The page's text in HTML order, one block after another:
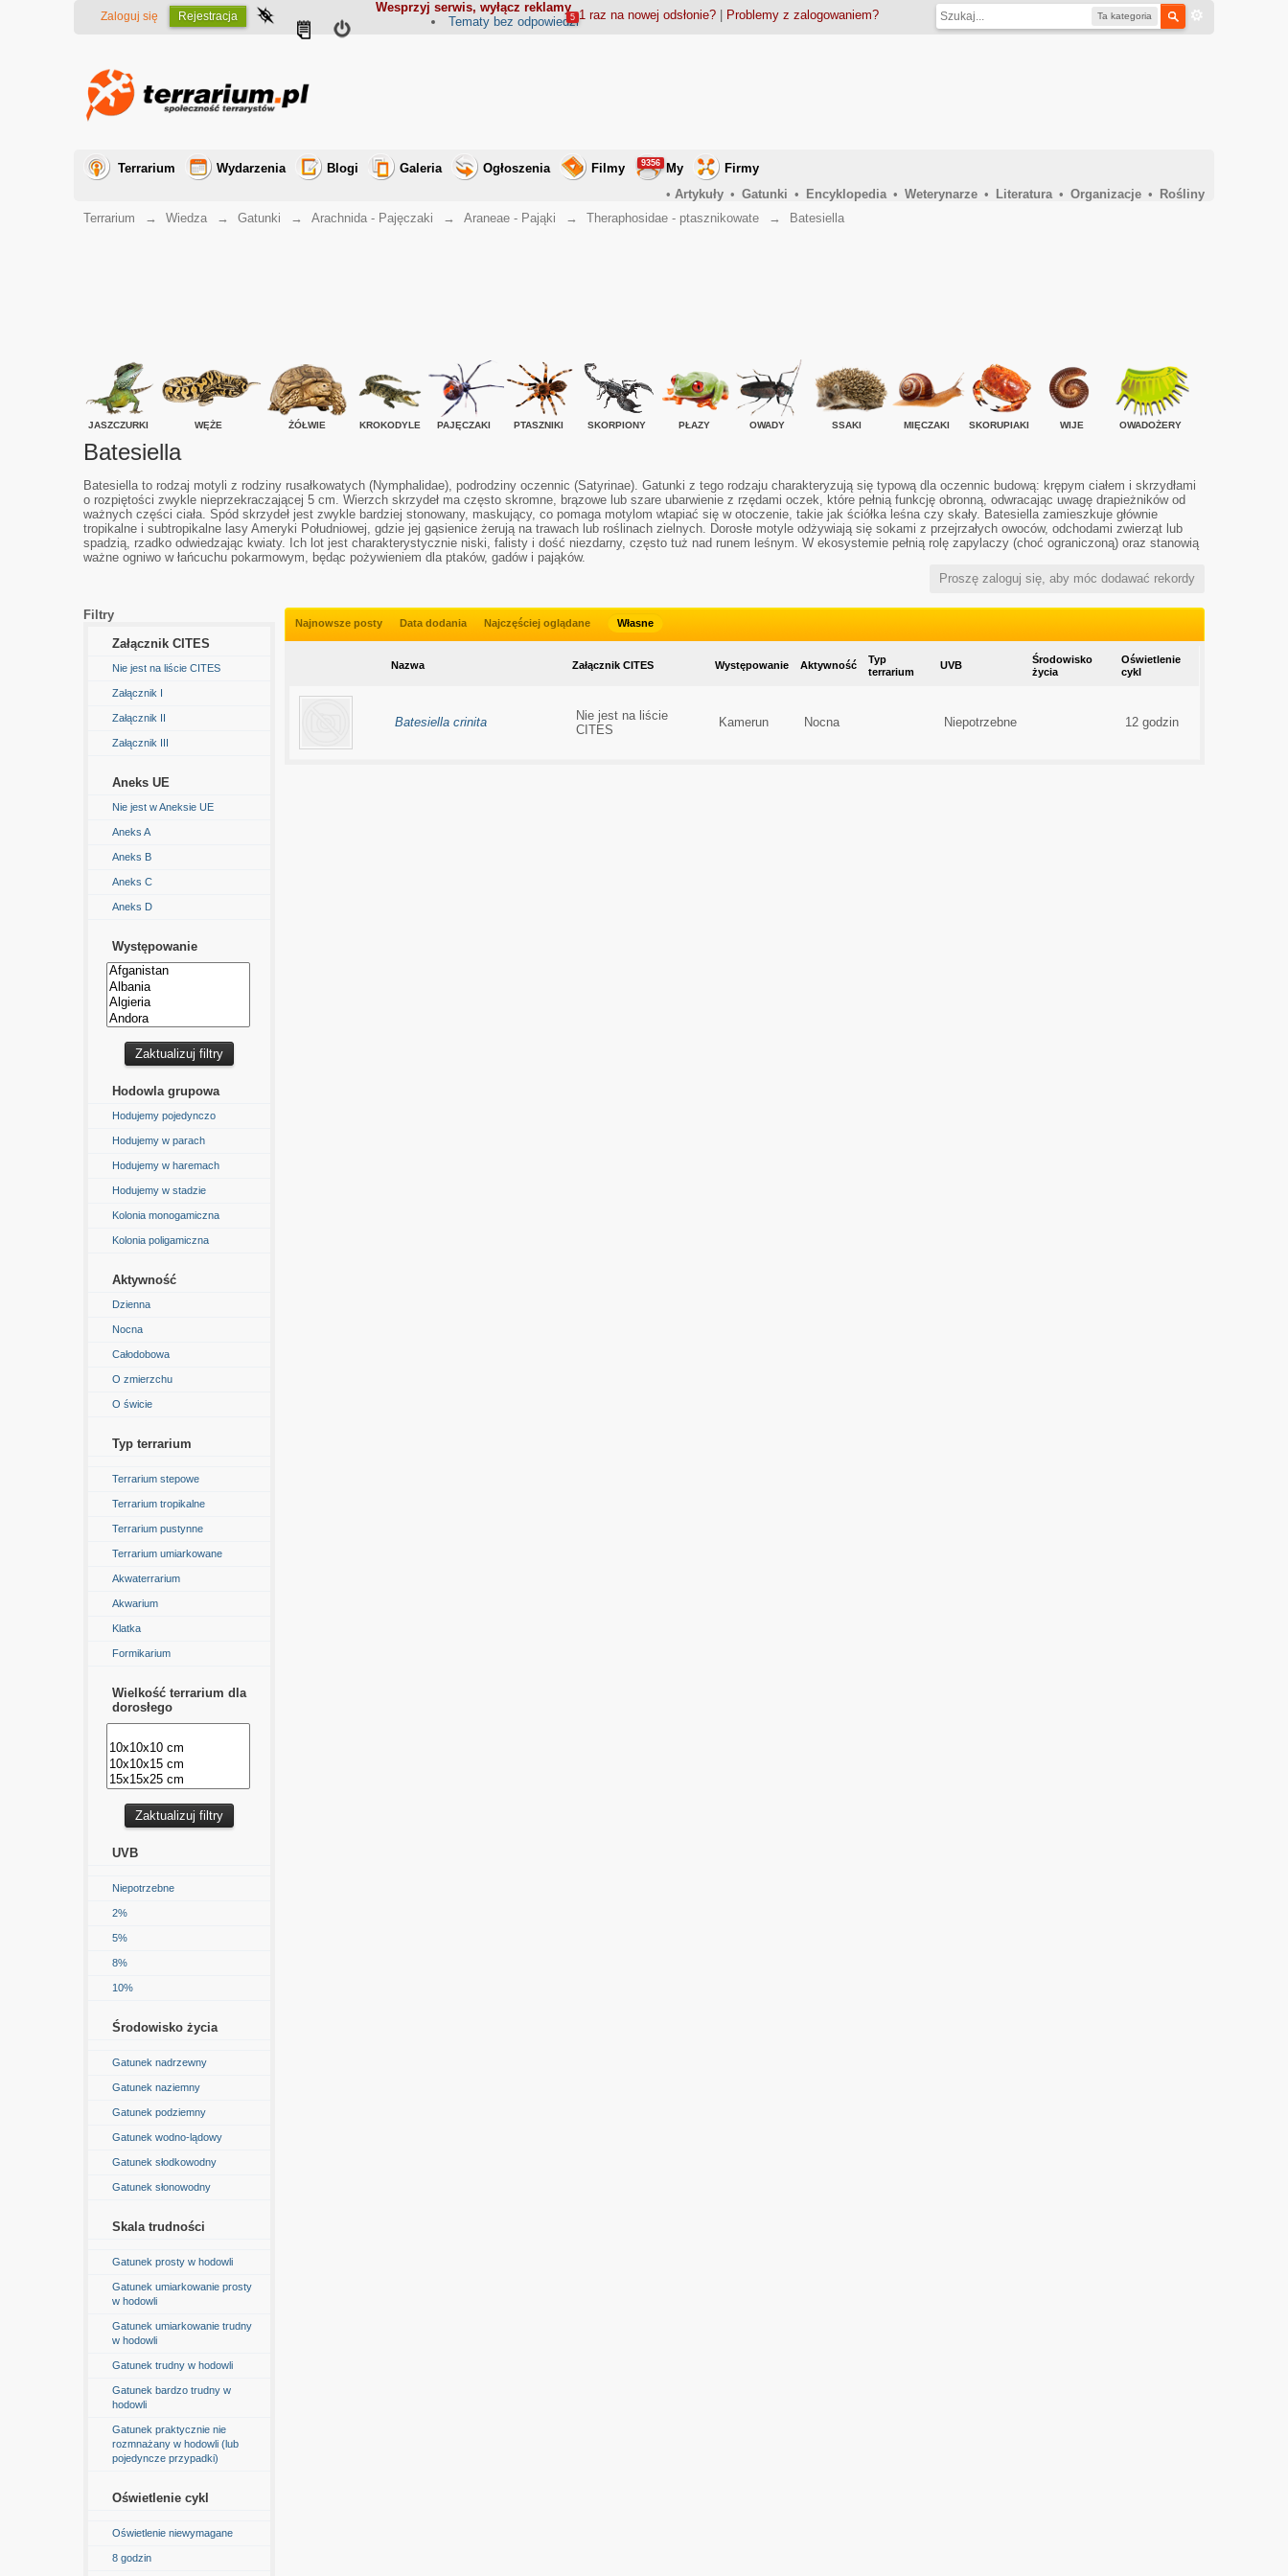
Wesprzyj serwis, wyłącz reklamy
Ta kategoria
Zaloguj się Rejestracja 1 raz na nowej odsłonie?| Problemy z zalogowaniem?
Tematy bez odpowiedzi
5
Terrarium Wydarzenia Blogi Galeria Ogłoszenia Filmy My
9356
Firmy
• Artykuły • Gatunki • Encyklopedia • Weterynarze • Literatura • Organizacje •
Rośliny
Terrarium
→ Wiedza → Gatunki → Arachnida - Pajęczaki → Araneae - Pająki → Theraphosidae - ptasznikowate → Batesiella
JASZCZURKI WĘŻE ŻÓŁWIE KROKODYLE PAJĘCZAKI PTASZNIKI SKORPIONY PŁAZY OWADY SSAKI MIĘCZAKI SKORUPIAKI WIJE OWADOŻERY
Batesiella
Batesiella to rodzaj motyli z rodziny rusałkowatych (Nymphalidae), podrodziny oczennic (Satyrinae). Gatunki z tego rodzaju charakteryzują się typową dla oczennic budową: krępym ciałem i skrzydłami
o rozpiętości zwykle nieprzekraczającej 5 cm. Wierzch skrzydeł ma często skromne, brązowe lub szare ubarwienie z rzędami oczek, które pełnią funkcję obronną, odwracając uwagę drapieżników od
ważnych części ciała. Spód skrzydeł jest zwykle bardziej stonowany, maskujący, co pomaga motylom wtapiać się w otoczenie, takie jak ściółka leśna czy skały. Batesiella zamieszkuje głównie
tropikalne i subtropikalne lasy Ameryki Południowej, gdzie jej gąsienice żerują na trawach lub roślinach zielnych. Dorosłe motyle odżywiają się sokami z przejrzałych owoców, odchodami zwierząt lub
spadzią, rzadko odwiedzając kwiaty. Ich lot jest charakterystycznie niski, falisty i dość niezdarny, często tuż nad runem leśnym. W ekosystemie pełnią rolę zapylaczy (choć ograniczoną) oraz stanowią
ważne ogniwo w łańcuchu pokarmowym, będąc pożywieniem dla ptaków, gadów i pająków.
Proszę zaloguj się, aby móc dodawać rekordy
Filtry
Załącznik CITES
Nie jest na liście CITES
Załącznik I
Załącznik II
Załącznik III
Aneks UE
Nie jest w Aneksie UE
Aneks A
Aneks B
Aneks C
Aneks D
Występowanie
Hodowla grupowa
Hodujemy pojedynczo
Hodujemy w parach
Hodujemy w haremach
Hodujemy w stadzie
Kolonia monogamiczna
Kolonia poligamiczna
Aktywność
Dzienna
Nocna
Całodobowa
O zmierzchu
O świcie
Typ terrarium
Terrarium stepowe
Terrarium tropikalne
Terrarium pustynne
Terrarium umiarkowane
Akwaterrarium
Akwarium
Klatka
Formikarium
Wielkość terrarium dla
dorosłego
UVB
Niepotrzebne
2%
5%
8%
10%
Środowisko życia
Gatunek nadrzewny
Gatunek naziemny
Gatunek podziemny
Gatunek wodno-lądowy
Gatunek słodkowodny
Gatunek słonowodny
Skala trudności
Gatunek prosty w hodowli
Gatunek umiarkowanie prosty
w hodowli
Gatunek umiarkowanie trudny
w hodowli
Gatunek trudny w hodowli
Gatunek bardzo trudny w
hodowli
Gatunek praktycznie nie
rozmnażany w hodowli (lub
pojedyncze przypadki)
Oświetlenie cykl
Oświetlenie niewymagane
8 godzin
Najnowsze posty Data dodania Najczęściej oglądane Własne
Nazwa Załącznik CITES Występowanie Aktywność
Typ
terrarium
UVB
Środowisko
życia
Oświetlenie
cykl
Batesiella crinita
Nie jest na liście
CITES
Kamerun Nocna Niepotrzebne 12 godzin